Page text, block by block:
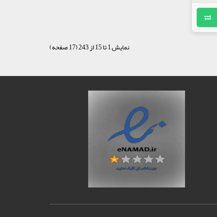
نمایش 1 تا 15 از 243 (17 صفحه)